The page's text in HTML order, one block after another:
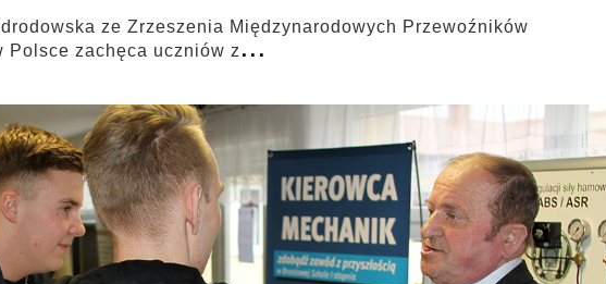
ze Zrzeszenia Międzynarodowych Przewoźników
Polsce zachęca uczniów z...